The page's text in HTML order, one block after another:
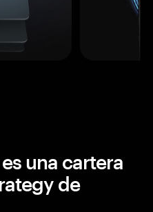
una cartera
de